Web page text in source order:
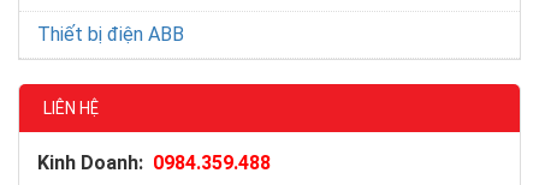
Thiết bị điện ABB
LIÊN HỆ
Kinh Doanh: 0984.359.488